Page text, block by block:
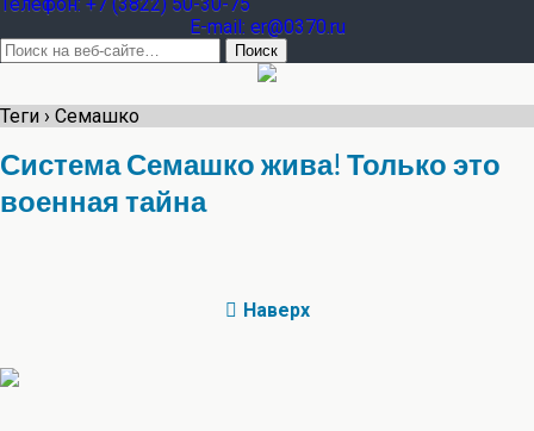
E-mail: er@0370.ru
Теги › Семашко
Система Семашко жива! Только это
военная тайна
Наверх